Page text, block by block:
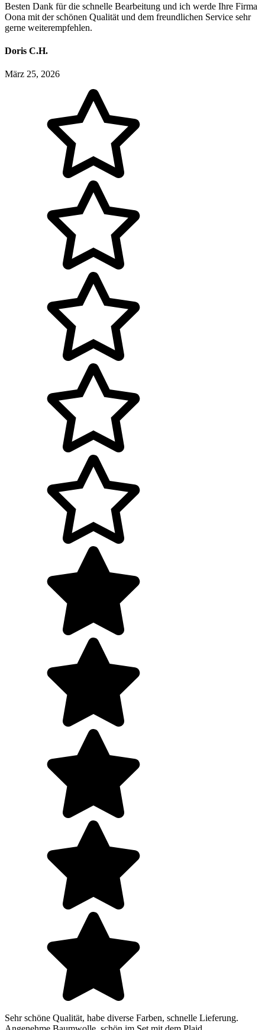
Besten Dank für die schnelle Bearbeitung und ich werde Ihre Firma
Oona mit der schönen Qualität und dem freundlichen Service sehr
gerne weiterempfehlen.
Doris C.H.
März 25, 2026
Sehr schöne Qualität, habe diverse Farben, schnelle Lieferung.